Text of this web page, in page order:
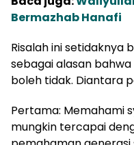
Bermazhab Hanafi
Risalah ini setidaknya
sebagai alasan
boleh tidak. Diantara
Pertama: Memahami
mungkin tercapai